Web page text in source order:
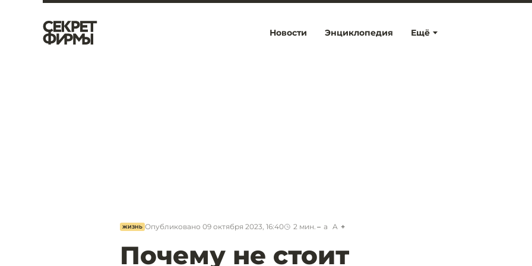
Ещё
Новости Энциклопедия
ЖИЗНЬ Опубликовано 09 октября 2023, 16:40 2 мин. a A
Почему не стоит